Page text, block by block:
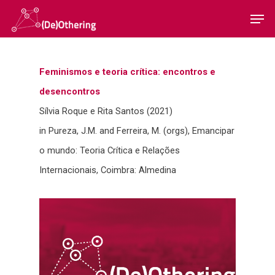
Hit enter to search or ESC to close
Feminismos e teoria crítica: encontros e
desencontros
Sílvia Roque e Rita Santos (2021)
in Pureza, J.M. and Ferreira, M. (orgs), Emancipar
o mundo: Teoria Crítica e Relações
Internacionais, Coimbra: Almedina
Home
Sobre
Overview
Equipa
Publicações